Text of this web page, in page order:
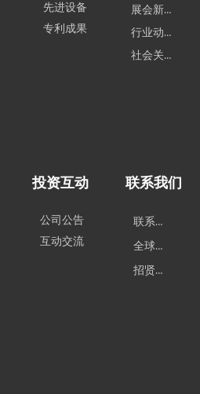
先进设备
专利成果
展会新闻
行业动态
社会关怀
投资互动
公司公告
互动交流
联系我们
联系方式
全球业务
招贤纳士